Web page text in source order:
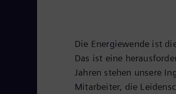
Die Energiewende ist
Das ist eine
Jahren stehen unsere
Mitarbeiter, die